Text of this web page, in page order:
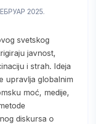
2025.
javnost,
i strah. Ideja
upravlja globalnim
moć, medije,
diskursa o